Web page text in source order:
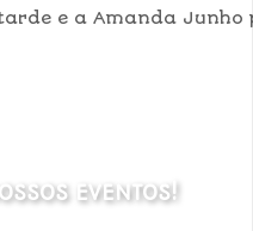
e a Amanda
EVENTOS!